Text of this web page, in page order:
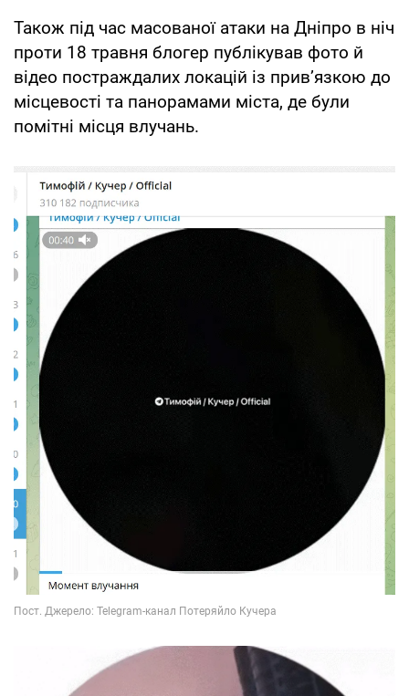
Також під час масованої атаки на Дніпро в ніч
проти 18 травня блогер публікував фото й
відео постраждалих локацій із прив’язкою до
місцевості та панорамами міста, де були
помітні місця влучань.